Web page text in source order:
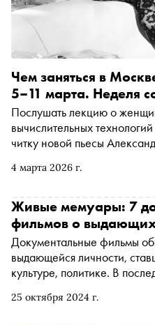
4 марта 2026 г.
Чем заняться в
5–11 марта. Неделя
Послушать лекцию о
вычислительных
читку новой пьесы
Рассказываем, чем заняться
25 октября 2024 г.
Живые мемуары: 7
фильмов о
Документальные фильмы
выдающейся личности,
культуре, политике. В
поспорить по